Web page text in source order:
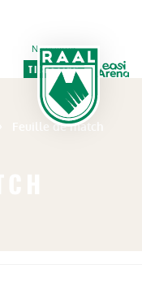
Newsletter
TICKETING
VIP
FAN SHOP
Feuille de match